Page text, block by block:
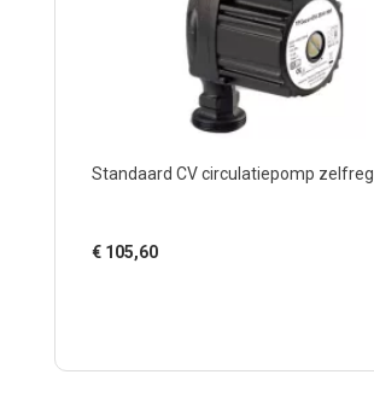
Standaard CV circulatiepomp
€ 105,60